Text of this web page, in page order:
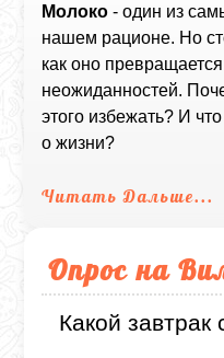
Молоко - один из
нашем рационе. Но
как оно
неожиданностей.
этого избежать? И
о жизни?
Читать Дальше...
Опрос на
Какой завтрак